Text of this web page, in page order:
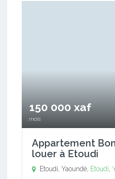
150 000 xaf
mois
Appartement
louer à Etoudi
Etoudi, Yaoundé, Etoudi